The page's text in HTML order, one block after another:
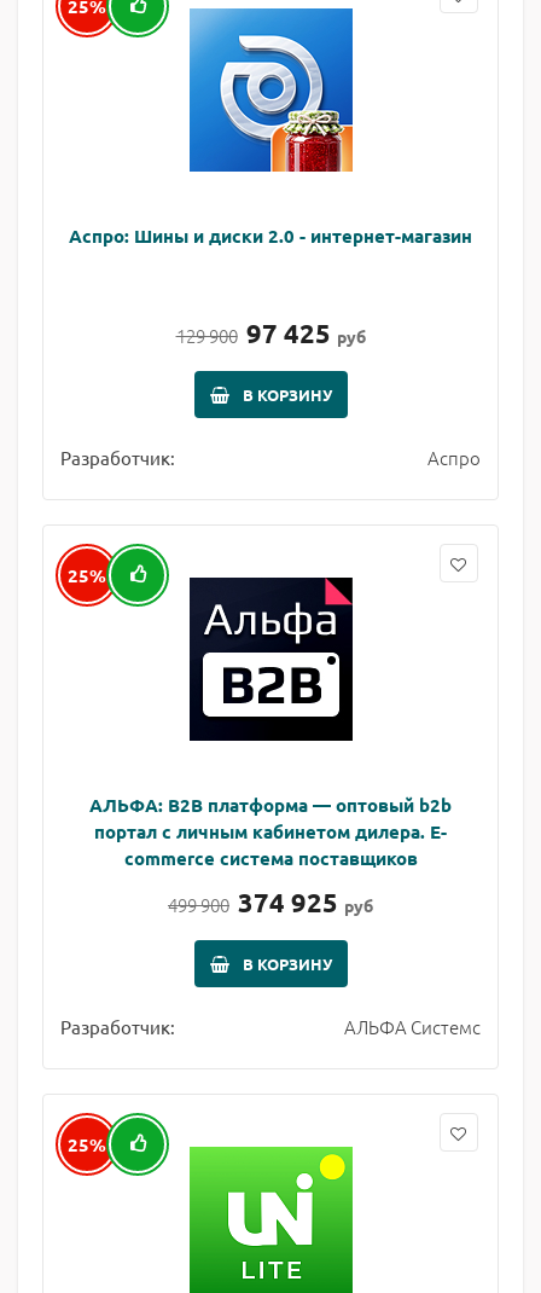
25%
Аспро: Шины и диски 2.0 - интернет-магазин
129 900 97 425 руб
В КОРЗИНУ
Разработчик: Аспро
25%
АЛЬФА: B2B платформа — оптовый b2b
портал с личным кабинетом дилера. E-
commerce система поставщиков
499 900 374 925 руб
В КОРЗИНУ
Разработчик: АЛЬФА Системс
25%